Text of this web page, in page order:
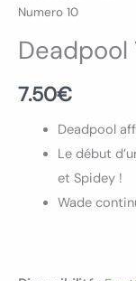
Numero 10
Deadpool
7.50€
Deadpool
Le début
et Spidey !
Wade